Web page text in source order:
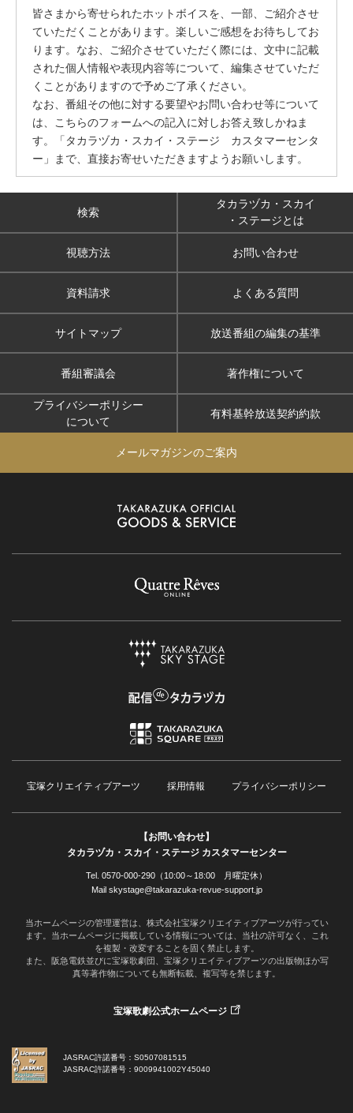
皆さまから寄せられたホットボイスを、一部、ご紹介させ
ていただくことがあります。楽しいご感想をお待ちしてお
ります。なお、ご紹介させていただく際には、文中に記載
された個人情報や表現内容等について、編集させていただ
くことがありますので予めご了承ください。
なお、番組その他に対する要望やお問い合わせ等について
は、こちらのフォームへの記入に対しお答え致しかねま
す。「タカラヅカ・スカイ・ステージ カスタマーセンタ
ー」まで、直接お寄せいただきますようお願いします。
検索
タカラヅカ・スカイ
・ステージとは
視聴方法 お問い合わせ
資料請求 よくある質問
サイトマップ 放送番組の編集の基準
番組審議会 著作権について
プライバシーポリシー
について
有料基幹放送契約約款
メールマガジンのご案内
宝塚クリエイティブアーツ 採用情報 プライバシーポリシー
【お問い合わせ】
タカラヅカ・スカイ・ステージ カスタマーセンター
Tel. 0570-000-290（10:00～18:00 月曜定休）
Mail skystage@takarazuka-revue-support.jp
当ホームページの管理運営は、株式会社宝塚クリエイティブアーツが行ってい
ます。当ホームページに掲載している情報については、当社の許可なく、これ
を複製・改変することを固く禁止します。
また、阪急電鉄並びに宝塚歌劇団、宝塚クリエイティブアーツの出版物ほか写
真等著作物についても無断転載、複写等を禁じます。
宝塚歌劇公式ホームページ
JASRAC許諾番号：S0507081515
JASRAC許諾番号：9009941002Y45040